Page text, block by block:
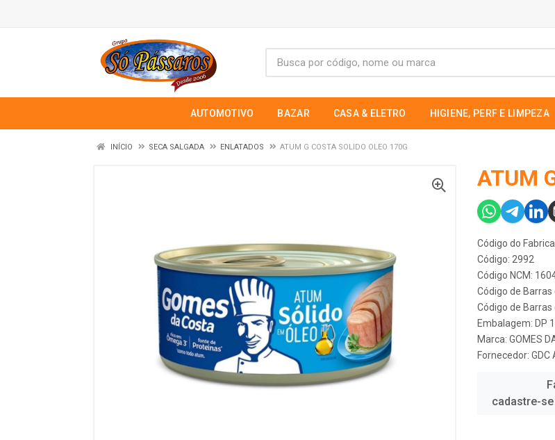
AUTOMOTIVO BAZAR CASA & ELETRO HIGIENE, PERF E LIMPEZA
INÍCIO SECA SALGADA ENLATADOS ATUM G COSTA SOLIDO OLEO 170G
ATUM
Código do
Código: 2992
Código NCM:
Código de
Código de Barras
Embalagem: DP
Marca: GOMES
Fornecedor: GDC
cadastre-